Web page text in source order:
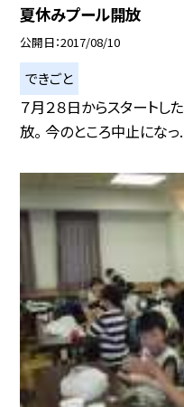
夏休みプール開放
公開日 2017/08/10
できごと
７月２８日からスタートし
放。 今のところ中止になっ